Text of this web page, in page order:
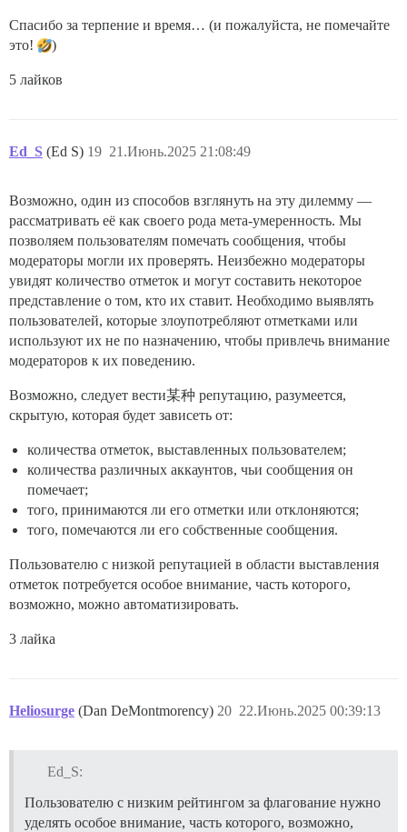
Спасибо за терпение и время… (и пожалуйста, не помечайте
это!
)
5 лайков
Ed_S (Ed S) 21.Июнь.2025 21:08:49
19
Возможно, один из способов взглянуть на эту дилемму —
рассматривать её как своего рода мета-умеренность. Мы
позволяем пользователям помечать сообщения, чтобы
модераторы могли их проверять. Неизбежно модераторы
увидят количество отметок и могут составить некоторое
представление о том, кто их ставит. Необходимо выявлять
пользователей, которые злоупотребляют отметками или
используют их не по назначению, чтобы привлечь внимание
модераторов к их поведению.
Возможно, следует вести某种 репутацию, разумеется,
скрытую, которая будет зависеть от:
количества отметок, выставленных пользователем;
количества различных аккаунтов, чьи сообщения он
помечает;
того, принимаются ли его отметки или отклоняются;
того, помечаются ли его собственные сообщения.
Пользователю с низкой репутацией в области выставления
отметок потребуется особое внимание, часть которого,
возможно, можно автоматизировать.
3 лайка
Heliosurge (Dan DeMontmorency) 22.Июнь.2025 00:39:13
20
Ed_S:
Пользователю с низким рейтингом за флагование нужно
уделять особое внимание, часть которого, возможно,